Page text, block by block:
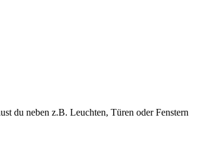
du neben z.B. Leuchten, Türen oder Fenstern